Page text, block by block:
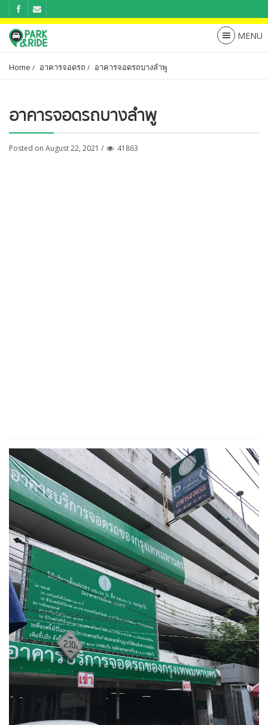
Home อาคารจอดรถ อาคารจอดรถบางลำพู
อาคารจอดรถบางลำพู
Posted on August 22, 2021 / 41863